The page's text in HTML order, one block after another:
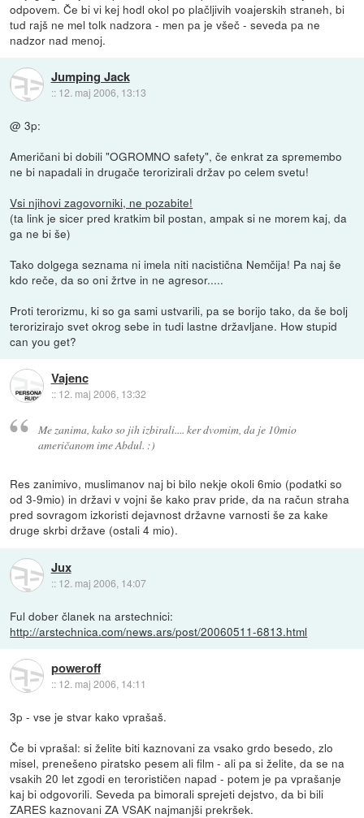
odpovem. Če bi vi kej hodl okol po plačljivih voajerskih straneh, bi
tud rajš ne mel tolk nadzora - men pa je všeč - seveda pa ne
nadzor nad menoj.
Jumping Jack
:: 12. maj 2006, 13:13
@ 3p:
Američani bi dobili "OGROMNO safety", če enkrat za spremembo
ne bi napadali in drugače terorizirali držav po celem svetu!
Vsi njihovi zagovorniki, ne pozabite!
(ta link je sicer pred kratkim bil postan, ampak si ne morem kaj, da
ga ne bi še)
Tako dolgega seznama ni imela niti nacistična Nemčija! Pa naj še
kdo reče, da so oni žrtve in ne agresor.....
Proti terorizmu, ki so ga sami ustvarili, pa se borijo tako, da še bolj
terorizirajo svet okrog sebe in tudi lastne državljane. How stupid
can you get?
Vajenc
:: 12. maj 2006, 13:32
Me zanima, kako so jih izbirali.... ker dvomim, da je 10mio
američanom ime Abdul. :)
Res zanimivo, muslimanov naj bi bilo nekje okoli 6mio (podatki so
od 3-9mio) in državi v vojni še kako prav pride, da na račun straha
pred sovragom izkoristi dejavnost državne varnosti še za kake
druge skrbi države (ostali 4 mio).
Jux
:: 12. maj 2006, 14:07
Ful dober članek na arstechnici:
http://arstechnica.com/news.ars/post/20060511-6813.html
poweroff
:: 12. maj 2006, 14:11
3p - vse je stvar kako vprašaš.
Če bi vprašal: si želite biti kaznovani za vsako grdo besedo, zlo
misel, prenešeno piratsko pesem ali film - ali pa si želite, da se na
vsakih 20 let zgodi en terorističen napad - potem je pa vprašanje
kaj bi odgovorili. Seveda pa bimorali sprejeti dejstvo, da bi bili
ZARES kaznovani ZA VSAK najmanjši prekršek.